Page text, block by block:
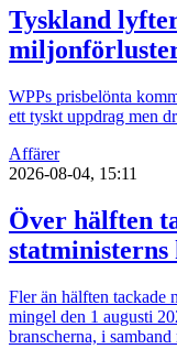
Tyskland
WPPs prisbelönta
ett tyskt uppdrag men
Affärer
2026-08-04, 15:11
Över hälften
Fler än hälften tackade
mingel den 1 augusti
branscherna, i